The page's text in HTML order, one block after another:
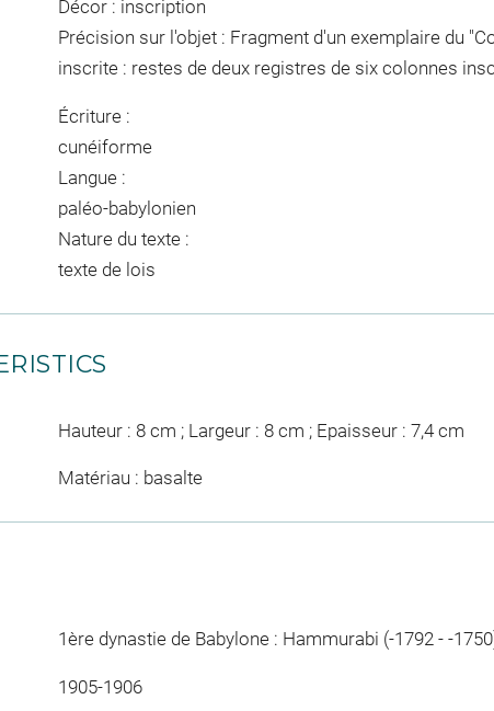
Décor : inscription
Précision sur l'objet : Fragment d'un exemplaire du
inscrite : restes de deux registres de six colonnes
Écriture :
cunéiforme
Langue :
paléo-babylonien
Nature du texte :
texte de lois
Hauteur : 8 cm ; Largeur : 8 cm ; Epaisseur : 7,4 cm
Matériau : basalte
1ère dynastie de Babylone : Hammurabi (-1792 - -
1905-1906